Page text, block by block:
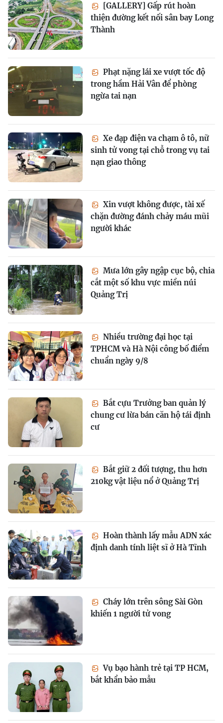
[GALLERY] Gấp rút hoàn
thiện đường kết nối sân bay Long
Thành
Phạt nặng lái xe vượt tốc độ
trong hầm Hải Vân để phòng
ngừa tai nạn
Xe đạp điện va chạm ô tô, nữ
sinh tử vong tại chỗ trong vụ tai
nạn giao thông
Xin vượt không được, tài xế
chặn đường đánh chảy máu mũi
người khác
Mưa lớn gây ngập cục bộ, chia
cắt một số khu vực miền núi
Quảng Trị
Nhiều trường đại học tại
TPHCM và Hà Nội công bố điểm
chuẩn ngày 9/8
Bắt cựu Trưởng ban quản lý
chung cư lừa bán căn hộ tái định
cư
Bắt giữ 2 đối tượng, thu hơn
210kg vật liệu nổ ở Quảng Trị
Hoàn thành lấy mẫu ADN xác
định danh tính liệt sĩ ở Hà Tĩnh
Cháy lớn trên sông Sài Gòn
khiến 1 người tử vong
Vụ bạo hành trẻ tại TP HCM,
bắt khẩn bảo mẫu